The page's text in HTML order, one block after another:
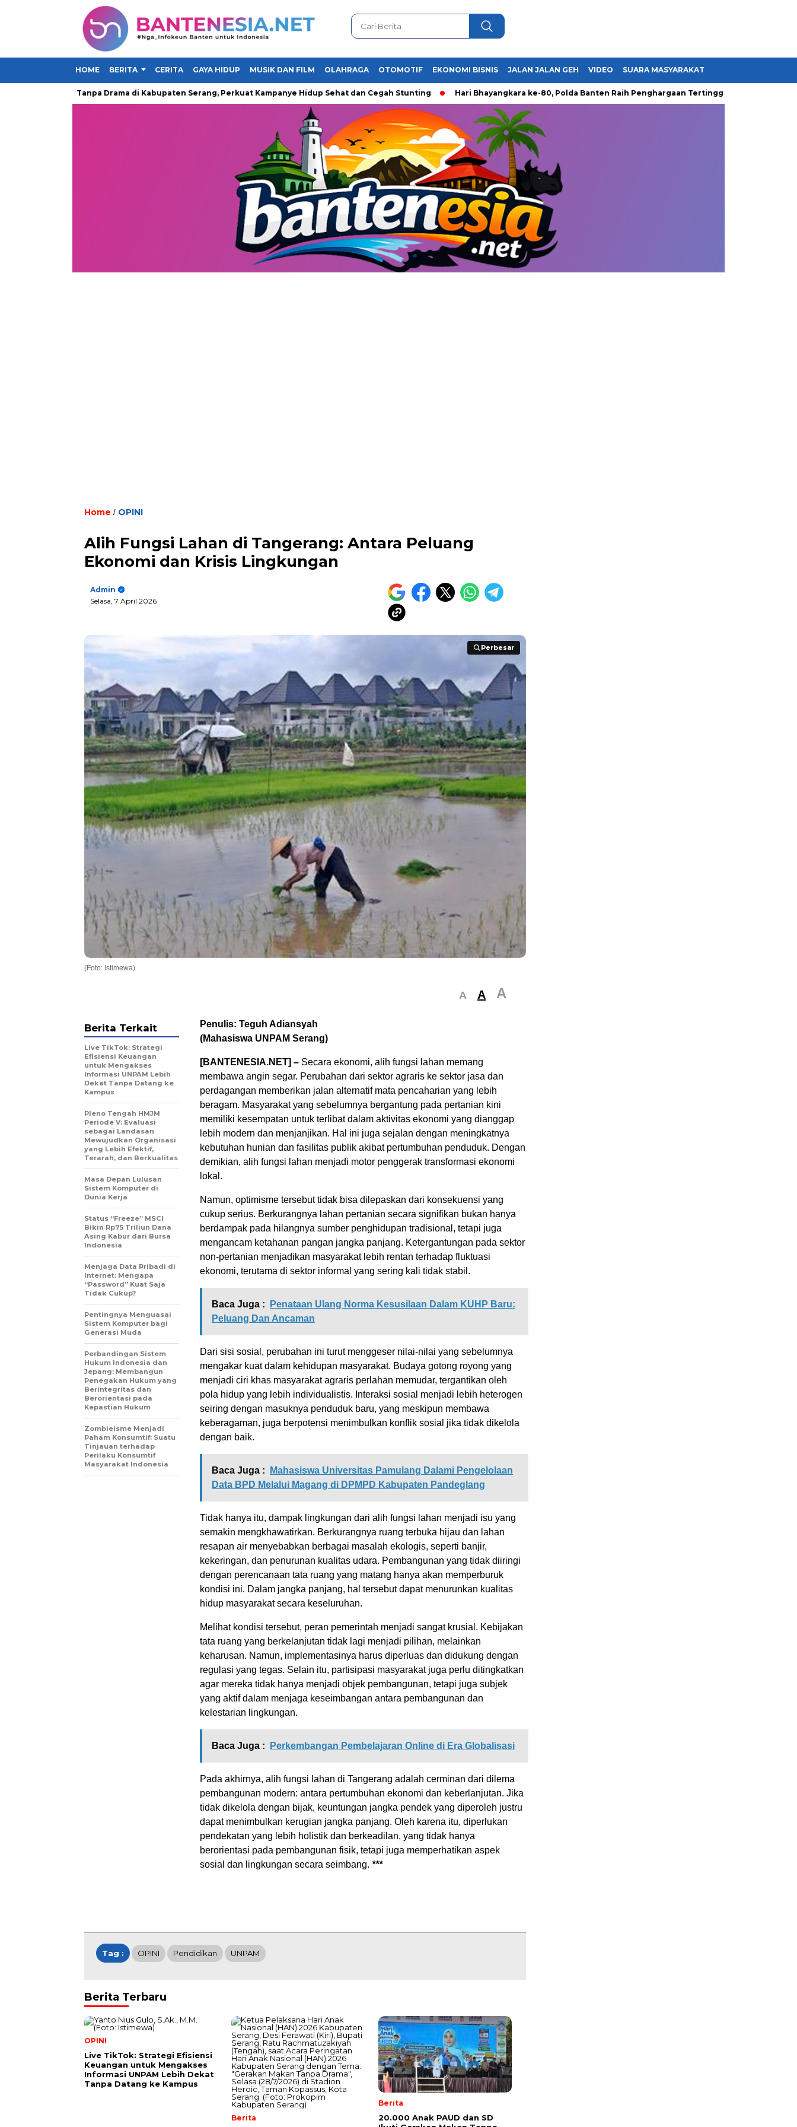
HOME BERITA CERITA GAYA HIDUP MUSIK DAN FILM OLAHRAGA OTOMOTIF EKONOMI BISNIS JALAN JALAN GEH VIDEO SUARA MASYARAKAT
Makan Tanpa Drama di Kabupaten Serang, Perkuat Kampanye Hidup Sehat dan Cegah Stunting Hari Bhayangkara ke-80, Polda Banten Raih Penghargaan Tertinggi dari Presiden hingga
Home / OPINI
Alih Fungsi Lahan di Tangerang: Antara Peluang
Ekonomi dan Krisis Lingkungan
Admin
Selasa, 7 April 2026
Perbesar
Perbesar
(Foto: Istimewa)
A A A
Penulis: Teguh Adiansyah
(Mahasiswa UNPAM Serang)
[BANTENESIA.NET] – Secara ekonomi, alih fungsi lahan memang
membawa angin segar. Perubahan dari sektor agraris ke sektor jasa dan
perdagangan memberikan jalan alternatif mata pencaharian yang lebih
beragam. Masyarakat yang sebelumnya bergantung pada pertanian kini
memiliki kesempatan untuk terlibat dalam aktivitas ekonomi yang dianggap
lebih modern dan menjanjikan. Hal ini juga sejalan dengan meningkatnya
kebutuhan hunian dan fasilitas publik akibat pertumbuhan penduduk. Dengan
demikian, alih fungsi lahan menjadi motor penggerak transformasi ekonomi
lokal.
Namun, optimisme tersebut tidak bisa dilepaskan dari konsekuensi yang
cukup serius. Berkurangnya lahan pertanian secara signifikan bukan hanya
berdampak pada hilangnya sumber penghidupan tradisional, tetapi juga
mengancam ketahanan pangan jangka panjang. Ketergantungan pada sektor
non-pertanian menjadikan masyarakat lebih rentan terhadap fluktuasi
ekonomi, terutama di sektor informal yang sering kali tidak stabil.
Baca Juga :
Penataan Ulang Norma Kesusilaan Dalam KUHP Baru:
Peluang Dan Ancaman
Dari sisi sosial, perubahan ini turut menggeser nilai-nilai yang sebelumnya
mengakar kuat dalam kehidupan masyarakat. Budaya gotong royong yang
menjadi ciri khas masyarakat agraris perlahan memudar, tergantikan oleh
pola hidup yang lebih individualistis. Interaksi sosial menjadi lebih heterogen
seiring dengan masuknya penduduk baru, yang meskipun membawa
keberagaman, juga berpotensi menimbulkan konflik sosial jika tidak dikelola
dengan baik.
Baca Juga :
Mahasiswa Universitas Pamulang Dalami Pengelolaan
Data BPD Melalui Magang di DPMPD Kabupaten Pandeglang
Tidak hanya itu, dampak lingkungan dari alih fungsi lahan menjadi isu yang
semakin mengkhawatirkan. Berkurangnya ruang terbuka hijau dan lahan
resapan air menyebabkan berbagai masalah ekologis, seperti banjir,
kekeringan, dan penurunan kualitas udara. Pembangunan yang tidak diiringi
dengan perencanaan tata ruang yang matang hanya akan memperburuk
kondisi ini. Dalam jangka panjang, hal tersebut dapat menurunkan kualitas
hidup masyarakat secara keseluruhan.
Melihat kondisi tersebut, peran pemerintah menjadi sangat krusial. Kebijakan
tata ruang yang berkelanjutan tidak lagi menjadi pilihan, melainkan
keharusan. Namun, implementasinya harus diperluas dan didukung dengan
regulasi yang tegas. Selain itu, partisipasi masyarakat juga perlu ditingkatkan
agar mereka tidak hanya menjadi objek pembangunan, tetapi juga subjek
yang aktif dalam menjaga keseimbangan antara pembangunan dan
kelestarian lingkungan.
Baca Juga : Perkembangan Pembelajaran Online di Era Globalisasi
Pada akhirnya, alih fungsi lahan di Tangerang adalah cerminan dari dilema
pembangunan modern: antara pertumbuhan ekonomi dan keberlanjutan. Jika
tidak dikelola dengan bijak, keuntungan jangka pendek yang diperoleh justru
dapat menimbulkan kerugian jangka panjang. Oleh karena itu, diperlukan
pendekatan yang lebih holistik dan berkeadilan, yang tidak hanya
berorientasi pada pembangunan fisik, tetapi juga memperhatikan aspek
sosial dan lingkungan secara seimbang. ***
Berita Terkait
Live TikTok: Strategi
Efisiensi Keuangan
untuk Mengakses
Informasi UNPAM Lebih
Dekat Tanpa Datang ke
Kampus
Pleno Tengah HMJM
Periode V: Evaluasi
sebagai Landasan
Mewujudkan Organisasi
yang Lebih Efektif,
Terarah, dan Berkualitas
Masa Depan Lulusan
Sistem Komputer di
Dunia Kerja
Status “Freeze” MSCI
Bikin Rp75 Triliun Dana
Asing Kabur dari Bursa
Indonesia
Menjaga Data Pribadi di
Internet: Mengapa
“Password” Kuat Saja
Tidak Cukup?
Pentingnya Menguasai
Sistem Komputer bagi
Generasi Muda
Perbandingan Sistem
Hukum Indonesia dan
Jepang: Membangun
Penegakan Hukum yang
Berintegritas dan
Berorientasi pada
Kepastian Hukum
Zombieisme Menjadi
Paham Konsumtif: Suatu
Tinjauan terhadap
Perilaku Konsumtif
Masyarakat Indonesia
Tag : OPINI Pendidikan UNPAM
Berita Terbaru
OPINI
Live TikTok: Strategi Efisiensi
Keuangan untuk Mengakses
Informasi UNPAM Lebih Dekat
Tanpa Datang ke Kampus
Berita
Berita
20.000 Anak PAUD dan SD